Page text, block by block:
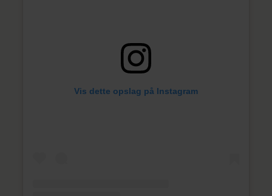
Vis dette opslag på Instagram